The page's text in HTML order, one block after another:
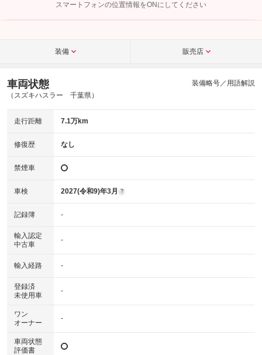
こちら
スマートフォンの位置情報をONにしてください
装備 販売店
車両状態
（スズキハスラー 千葉県）
装備略号／用語解説
走行距離 7.1万km
修復歴 なし
禁煙車
車検 2027(令和9)年3月 ?
記録簿 -
輸入認定
中古車
-
輸入経路 -
登録済
未使用車
-
ワン
オーナー
-
車両状態
評価書